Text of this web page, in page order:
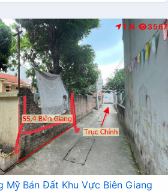
T.N 3567
Mỹ Bán Đất Khu Vực Biên Giang